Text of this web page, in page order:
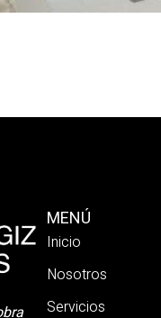
MENÚ
Inicio
Nosotros
Servicios